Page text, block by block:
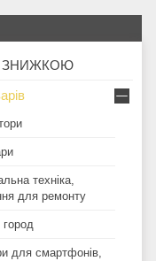
ЗНИЖКОЮ
техніка,
для ремонту
для смартфонів,